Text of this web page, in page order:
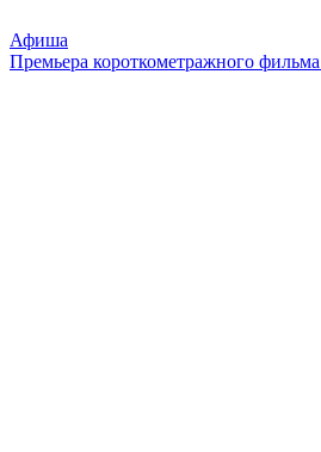
Афиша
Премьера короткометражного